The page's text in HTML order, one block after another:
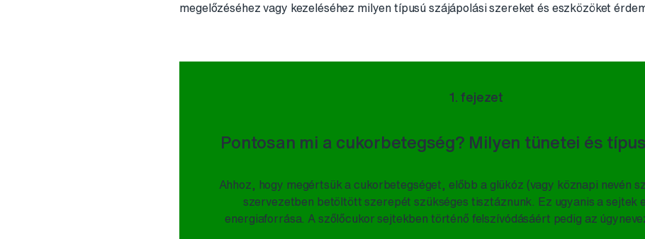
megelőzéséhez vagy kezeléséhez milyen típusú szájápolási szereket és eszközöket
1. fejezet
Pontosan mi a cukorbetegség? Milyen tünetei és
Ahhoz, hogy megértsük a cukorbetegséget, előbb a glükóz (vagy köznapi nevén
szervezetben betöltött szerepét szükséges tisztáznunk. Ez ugyanis a sejtek
energiaforrása. A szőlőcukor sejtekben történő felszívódásáért pedig az